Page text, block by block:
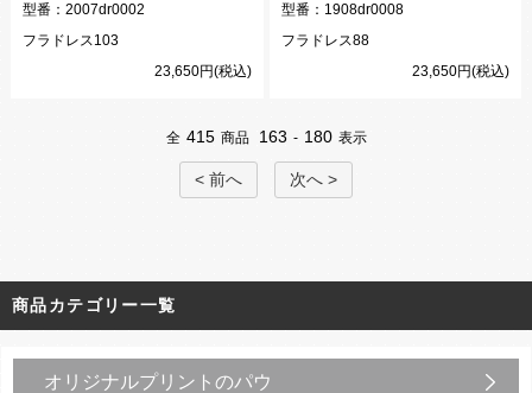
型番： 2007dr0002
フラドレス103
23,650円(税込)
型番： 1908dr0008
フラドレス88
23,650円(税込)
全 415 商品 163 - 180 表示
< 前へ 次へ >
商品カテゴリー一覧
オリジナルプリントのパウ